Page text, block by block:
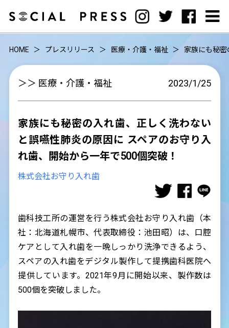
HOME プレスリリース 医療・介護・福祉 家族にも秘
＞＞ 医療・介護・福祉 2023/1/25
家族にも秘密の入れ歯、正しく洗わない
と誤嚥性肺炎の原因に スペアのお守り入
れ歯、開始から一年で500個突破！
株式会社お守り入れ歯
歯科技工所の運営を行う株式会社お守り入れ歯（本
社：北海道札幌市、代表取締役：池田昭）は、口腔
ケアとして入れ歯を一晩しっかり洗浄できるよう、
スペアの入れ歯をデジタル製作して提携歯科医院へ
提供しています。2021年9月に開始以来、製作数は
500個を突破しました。